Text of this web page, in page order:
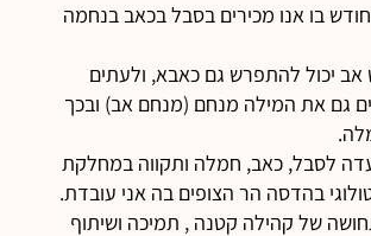
בו אנו מכירים בסבל בכאב בנחמה
יכול להתפרש גם כאבא, ולעתים
גם את המילה מנחם (מנחם אב) ובכך
לסבל, כאב, חמלה ותקווה במחלקת
בהדסה הר הצופים בה אני עובדת.
של קהילה קטנה , תמיכה ושיתוף